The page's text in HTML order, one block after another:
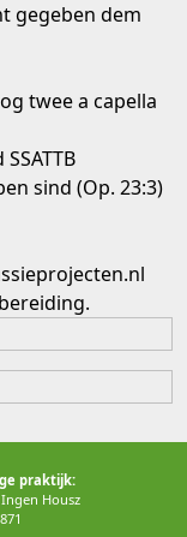
gegeben dem
twee a capella
sind (Op. 23:3)
praktijk:
Housz